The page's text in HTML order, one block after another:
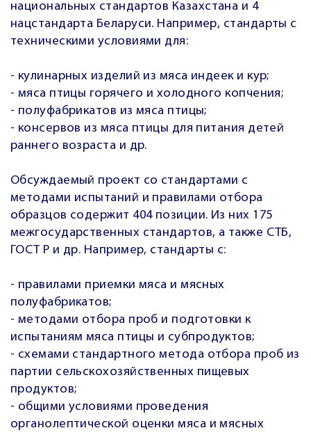
национальных стандартов Казахстана и 4
нацстандарта Беларуси. Например, стандарты с
техническими условиями для:
- кулинарных изделий из мяса индеек и кур;
- мяса птицы горячего и холодного копчения;
- полуфабрикатов из мяса птицы;
- консервов из мяса птицы для питания детей
раннего возраста и др.
Обсуждаемый проект со стандартами с
методами испытаний и правилами отбора
образцов содержит 404 позиции. Из них 175
межгосударственных стандартов, а также СТБ,
ГОСТ Р и др. Например, стандарты с:
- правилами приемки мяса и мясных
полуфабрикатов;
- методами отбора проб и подготовки к
испытаниям мяса птицы и субпродуктов;
- схемами стандартного метода отбора проб из
партии сельскохозяйственных пищевых
продуктов;
- общими условиями проведения
органолептической оценки мяса и мясных